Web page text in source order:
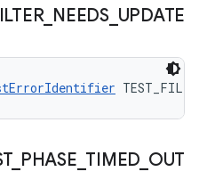
_ NEEDS_ UPDATE
_ PHASE TIMED OUT